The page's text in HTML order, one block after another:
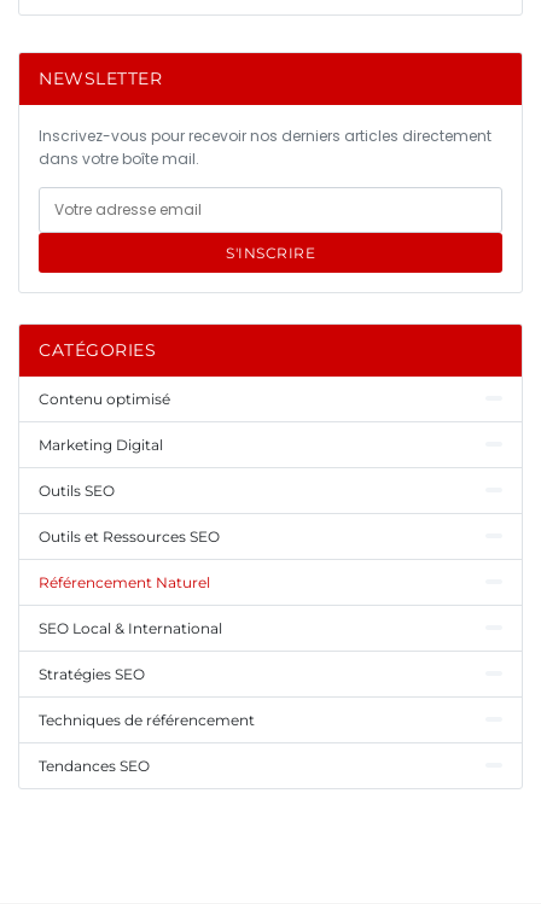
NEWSLETTER
Inscrivez-vous pour recevoir nos derniers articles directement
dans votre boîte mail.
S'INSCRIRE
CATÉGORIES
Contenu optimisé
Marketing Digital
Outils SEO
Outils et Ressources SEO
Référencement Naturel
SEO Local & International
Stratégies SEO
Techniques de référencement
Tendances SEO